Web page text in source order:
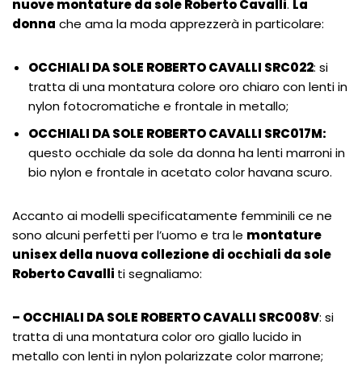
nuove montature da sole Roberto Cavalli. La
donna che ama la moda apprezzerà in particolare:
OCCHIALI DA SOLE ROBERTO CAVALLI SRC022: si
tratta di una montatura colore oro chiaro con lenti in
nylon fotocromatiche e frontale in metallo;
OCCHIALI DA SOLE ROBERTO CAVALLI SRC017M:
questo occhiale da sole da donna ha lenti marroni in
bio nylon e frontale in acetato color havana scuro.
Accanto ai modelli specificatamente femminili ce ne
sono alcuni perfetti per l’uomo e tra le montature
unisex della nuova collezione di occhiali da sole
Roberto Cavalli ti segnaliamo:
– OCCHIALI DA SOLE ROBERTO CAVALLI SRC008V: si
tratta di una montatura color oro giallo lucido in
metallo con lenti in nylon polarizzate color marrone;